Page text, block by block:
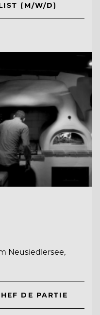
(M/W/D)
Neusiedlersee,
DE PARTIE